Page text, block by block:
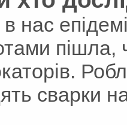
нас
пішла,
сварки